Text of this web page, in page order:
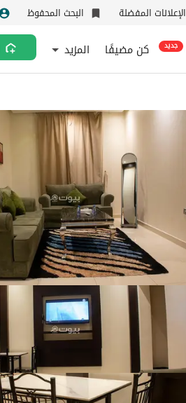
الإعلانات المفضلة البحث المحفوظ
جديد كن مضيفًا المزيد